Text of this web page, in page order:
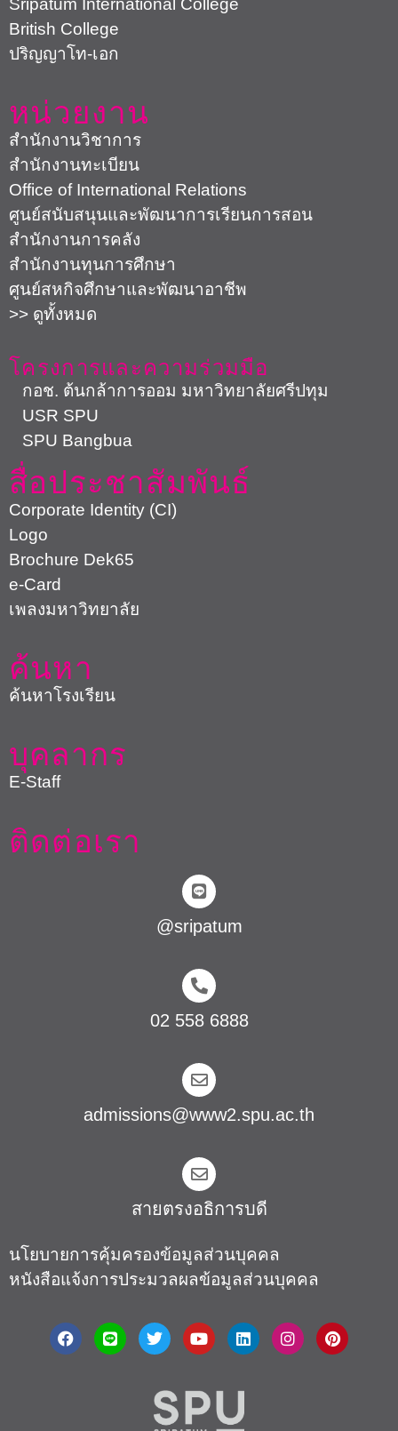
British College
ปริญญาโท-เอก
หน่วยงาน
สำนักงานวิชาการ
สำนักงานทะเบียน
Office of International Relations
ศูนย์สนับสนุนและพัฒนาการเรียนการสอน
สำนักงานการคลัง
สำนักงานทุนการศึกษา
ศูนย์สหกิจศึกษาและพัฒนาอาชีพ
>> ดูทั้งหมด
โครงการและความร่วมมือ
ช. ต้นกล้าการออม มหาวิทยาลัยศรีปทุม
SPU
Bangbua
สื่อประชาสัมพันธ์
Corporate Identity (CI)
Logo
Brochure Dek65
e-Card
เพลงมหาวิทยาลัย
ค้นหา
ค้นหาโรงเรียน
บุคลากร
E-Staff
ติดต่อเรา
@sripatum
02 558 6888
admissions@www2.spu.ac.th
สายตรงอธิการบดี​
นโยบายการคุ้มครองข้อมูลส่วนบุคคล
หนังสือแจ้งการประมวลผลข้อมูลส่วนบุคคล